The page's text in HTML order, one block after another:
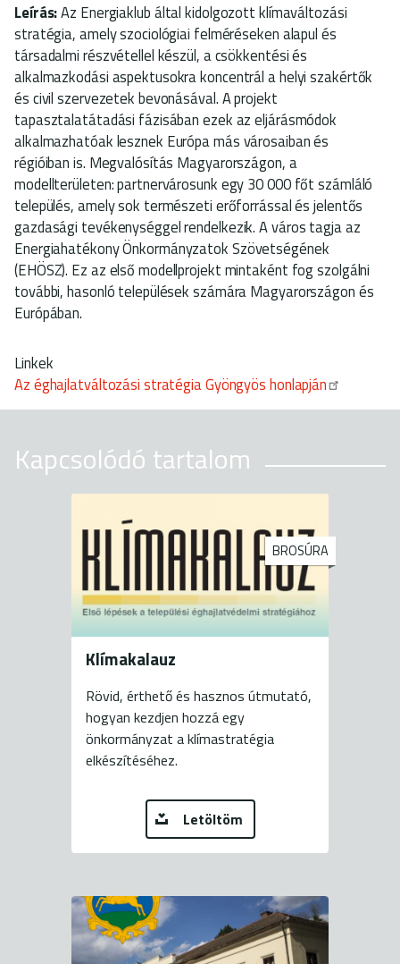
Leírás:Az Energiaklub által kidolgozott klímaváltozási
stratégia, amely szociológiai felméréseken alapul és
társadalmi részvétellel készül, a csökkentési és
alkalmazkodási aspektusokra koncentrál a helyi szakértők
és civil szervezetek bevonásával. A projekt
tapasztalatátadási fázisában ezek az eljárásmódok
alkalmazhatóak lesznek Európa más városaiban és
régióiban is. Megvalósítás Magyarországon, a
modellterületen: partnervárosunk egy 30 000 főt számláló
település, amely sok természeti erőforrással és jelentős
gazdasági tevékenységgel rendelkezik. A város tagja az
Energiahatékony Önkormányzatok Szövetségének
(EHÖSZ). Ez az első modellprojekt mintaként fog szolgálni
további, hasonló települések számára Magyarországon és
Európában.
Linkek
Az éghajlatváltozási stratégia Gyöngyös honlapján
Kapcsolódó tartalom
BROSÚRA
Klímakalauz
Rövid, érthető és hasznos útmutató,
hogyan kezdjen hozzá egy
önkormányzat a klímastratégia
elkészítéséhez.
Letöltöm